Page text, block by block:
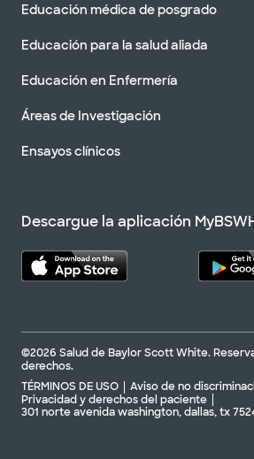
Educación médica de posgrado
Educación para la salud aliada
Educación en Enfermería
Áreas de Investigación
Ensayos clínicos
Descargue la aplicación
©2026 Salud de Baylor Scott White.
derechos.
TÉRMINOS DE USO
Aviso de no
Privacidad y derechos del paciente
301 norte avenida washington, dallas, tx